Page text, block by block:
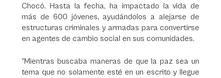
Chocó. Hasta la fecha, ha impactado la vida de
más de 600 jóvenes, ayudándolos a alejarse de
estructuras criminales y armadas para convertirse
en agentes de cambio social en sus comunidades.
“Mientras buscaba maneras de que la paz sea un
tema que no solamente esté en un escrito y llegue